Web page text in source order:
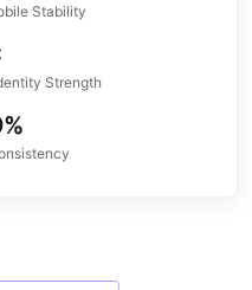
Stability
Strength